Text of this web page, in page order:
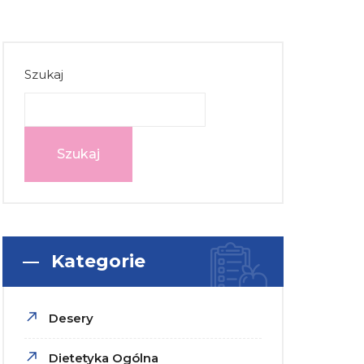
Szukaj
Szukaj
Kategorie
Desery
Dietetyka Ogólna